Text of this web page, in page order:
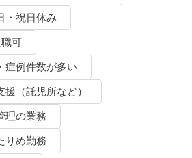
・祝日休み
可
症例件数が多い
（託児所など）
理の業務
りめ勤務